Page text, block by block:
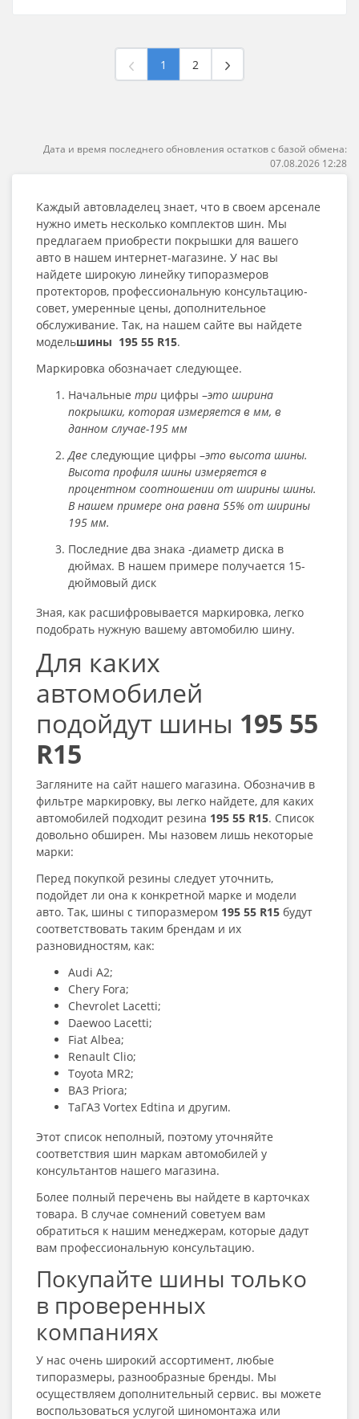
1 2
Дата и время последнего обновления остатков с базой обмена:
07.08.2026 12:28
Каждый автовладелец знает, что в своем арсенале
нужно иметь несколько комплектов шин. Мы
предлагаем приобрести покрышки для вашего
авто в нашем интернет-магазине. У нас вы
найдете широкую линейку типоразмеров
протекторов, профессиональную консультацию-
совет, умеренные цены, дополнительное
обслуживание. Так, на нашем сайте вы найдете
модельшины 195 55 R15.
Маркировка обозначает следующее.
Начальные три цифры –это ширина
покрышки, которая измеряется в мм, в
данном случае-195 мм
Две следующие цифры –это высота шины.
Высота профиля шины измеряется в
процентном соотношении от ширины шины.
В нашем примере она равна 55% от ширины
195 мм.
Последние два знака -диаметр диска в
дюймах. В нашем примере получается 15-
дюймовый диск
Зная, как расшифровывается маркировка, легко
подобрать нужную вашему автомобилю шину.
Для каких
автомобилей
подойдут шины 195 55
R15
Загляните на сайт нашего магазина. Обозначив в
фильтре маркировку, вы легко найдете, для каких
автомобилей подходит резина 195 55 R15. Список
довольно обширен. Мы назовем лишь некоторые
марки:
Перед покупкой резины следует уточнить,
подойдет ли она к конкретной марке и модели
авто. Так, шины с типоразмером 195 55 R15 будут
соответствовать таким брендам и их
разновидностям, как:
Audi A2;
Chery Fora;
Chevrolet Lacetti;
Daewoo Lacetti;
Fiat Albea;
Renault Clio;
Toyota MR2;
ВАЗ Priora;
ТаГАЗ Vortex Edtina и другим.
Этот список неполный, поэтому уточняйте
соответствия шин маркам автомобилей у
консультантов нашего магазина.
Более полный перечень вы найдете в карточках
товара. В случае сомнений советуем вам
обратиться к нашим менеджерам, которые дадут
вам профессиональную консультацию.
Покупайте шины только
в проверенных
компаниях
У нас очень широкий ассортимент, любые
типоразмеры, разнообразные бренды. Мы
осуществляем дополнительный сервис. вы можете
воспользоваться услугой шиномонтажа или